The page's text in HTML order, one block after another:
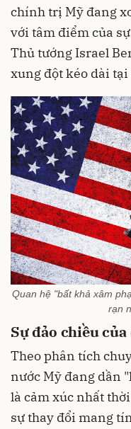
chính trị Mỹ đang
với tâm điểm của
Thủ tướng Israel
xung đột kéo dài tại
Quan hệ "bất khả xâm
rạn
Sự đảo chiều
Theo phân tích
nước Mỹ đang dần
là cảm xúc nhất
sự thay đổi mang